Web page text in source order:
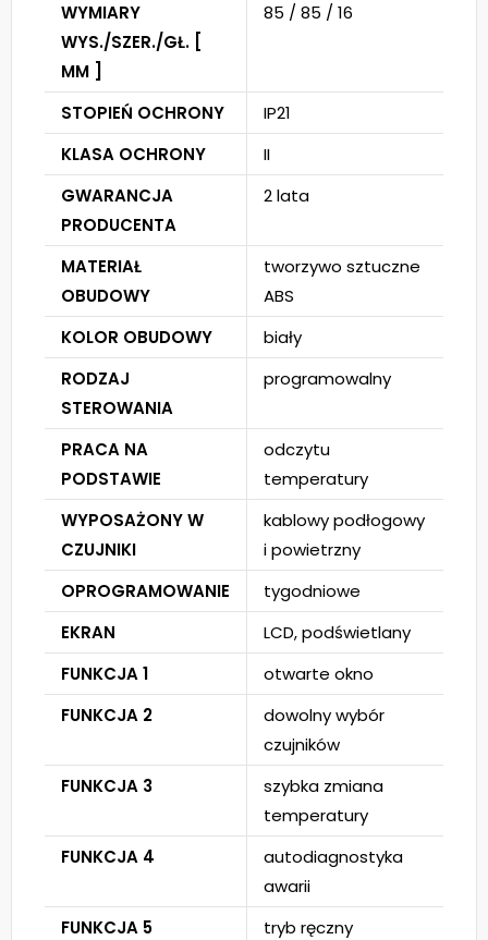
WYMIARY
WYS./SZER./GŁ. [
MM ]
85 / 85 / 16
STOPIEŃ OCHRONY
IP21
KLASA OCHRONY
II
GWARANCJA
PRODUCENTA
2 lata
MATERIAŁ
OBUDOWY
tworzywo sztuczne
ABS
KOLOR OBUDOWY
biały
RODZAJ
STEROWANIA
programowalny
PRACA NA
PODSTAWIE
odczytu
temperatury
WYPOSAŻONY W
CZUJNIKI
kablowy podłogowy
i powietrzny
OPROGRAMOWANIE
tygodniowe
EKRAN
LCD, podświetlany
FUNKCJA 1
otwarte okno
FUNKCJA 2
dowolny wybór
czujników
FUNKCJA 3
szybka zmiana
temperatury
FUNKCJA 4
autodiagnostyka
awarii
FUNKCJA 5
tryb ręczny